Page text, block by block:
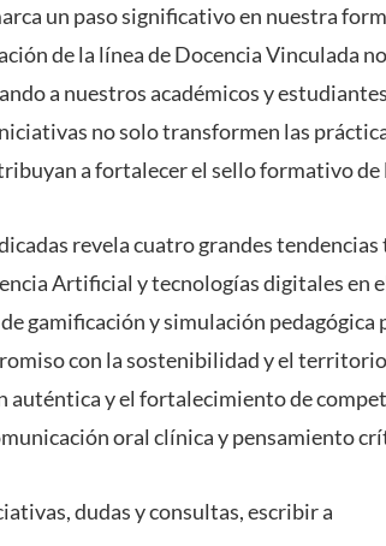
un paso significativo en nuestra
de la línea de Docencia Vinculada
a nuestros académicos y
no solo transformen las
a fortalecer el sello formativo de
revela cuatro grandes
Artificial y tecnologías digitales en
gamificación y simulación pedagógica
con la sostenibilidad y el
auténtica y el fortalecimiento de
oral clínica y pensamiento
dudas y consultas, escribir a